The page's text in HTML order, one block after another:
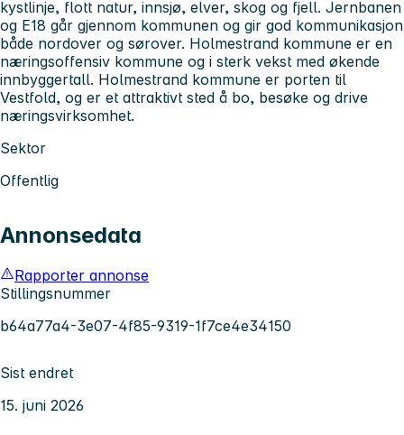
kystlinje, flott natur, innsjø, elver, skog og fjell. Jernbanen
og E18 går gjennom kommunen og gir god kommunikasjon
både nordover og sørover. Holmestrand kommune er en
næringsoffensiv kommune og i sterk vekst med økende
innbyggertall. Holmestrand kommune er porten til
Vestfold, og er et attraktivt sted å bo, besøke og drive
næringsvirksomhet.
Sektor
Offentlig
Annonsedata
Rapporter annonse
Stillingsnummer
b64a77a4-3e07-4f85-9319-1f7ce4e34150
Sist endret
15. juni 2026